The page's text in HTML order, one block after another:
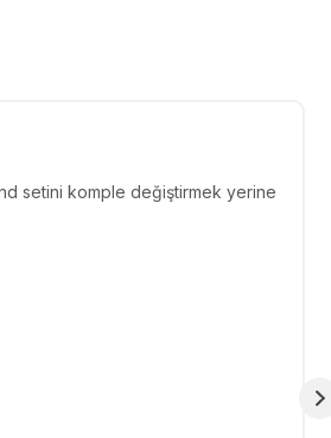
setini komple değiştirmek yerine